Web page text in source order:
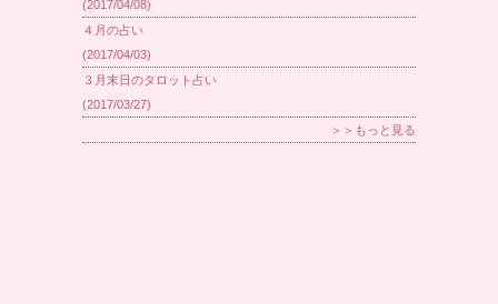
(2017/04/08)
４月の占い
(2017/04/03)
３月末日のタロット占い
(2017/03/27)
＞＞もっと見る